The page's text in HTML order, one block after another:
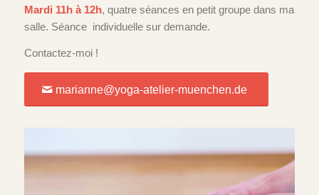
Mardi 11h à 12h, quatre séances en petit groupe dans ma
salle. Séance individuelle sur demande.
Contactez-moi !
marianne@yoga-atelier-muenchen.de